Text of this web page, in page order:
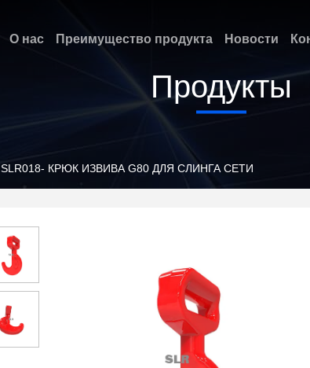
О нас Преимущество продукта Новости
Продукты
SLR018- КРЮК ИЗВИВА G80 ДЛЯ СЛИНГА СЕТИ